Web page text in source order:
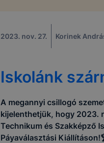
2023. nov. 27. Korinek
Iskolánk
A megannyi csillogó
kijelenthetjük, hogy 2023.
Technikum és Szakképző
Páyaválasztási